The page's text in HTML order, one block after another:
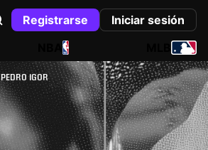
Registrarse
Iniciar sesión
NBA
PEDRO IGOR